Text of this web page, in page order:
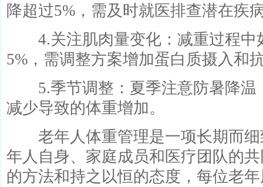
降超过5%，需及时就医排查潜在疾
4.关注肌肉量变化：减重过程中
5%，需调整方案增加蛋白质摄入和
5.季节调整：夏季注意防暑降温
减少导致的体重增加。
老年人体重管理是一项长期而细
年人自身、家庭成员和医疗团队的
的方法和持之以恒的态度，每位老